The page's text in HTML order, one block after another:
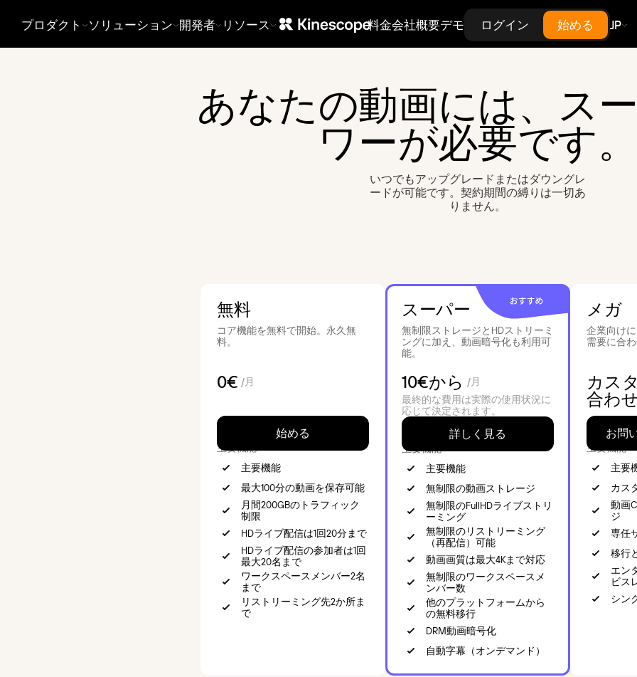
プロダクト
レンタルサーバーコストで、信頼
ソリューション
価格で提供。
マーケティング
開発者 リソース 料金会社概要デモ ログイン 始める JP
あなたの動画には、ス
ワーが必要です。
いつでもアップグレードまたはダウングレ
ードが可能です。契約期間の縛りは一切あ
りません。
無料
コア機能を無料で開始。永久無
料。
0€ /月
始める
主要機能
主要機能
最大100分の動画を保存可能
月間200GBのトラフィック
制限
HDライブ配信は1回20分まで
HDライブ配信の参加者は1回
最大20名まで
ワークスペースメンバー2名
まで
リストリーミング先2か所ま
で
スーパー
無制限ストレージとHDストリーミ
ングに加え、動画暗号化も利用可
能。
10€から /月
最終的な費用は実際の使用状況に
応じて決定されます。
詳しく見る
主要機能
主要機能
無制限の動画ストレージ
無制限のFullHDライブストリ
ーミング
無制限のリストリーミング
（再配信）可能
動画画質は最大4Kまで対応
無制限のワークスペースメ
ンバー数
他のプラットフォームから
の無料移行
DRM動画暗号化
自動字幕（オンデマンド）
メガ
企業向け
需要に合
カス
合わせ
お問
主要機能
主要
カス
動画
ジ
専任
移行
エン
ビス
シン